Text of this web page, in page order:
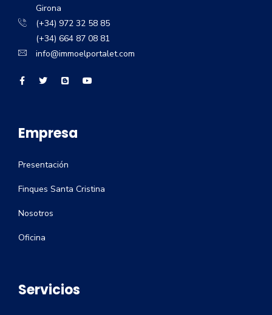
Girona
(+34) 972 32 58 85
(+34) 664 87 08 81
info@immoelportalet.com
Empresa
Presentación
Finques Santa Cristina
Nosotros
Oficina
Servicios